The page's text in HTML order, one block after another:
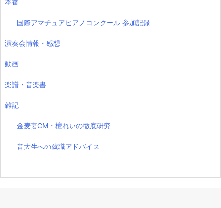
本番
国際アマチュアピアノコンクール 参加記録
演奏会情報・感想
動画
楽譜・音楽書
雑記
金麦妻CM・檀れいの徹底研究
音大生への就職アドバイス